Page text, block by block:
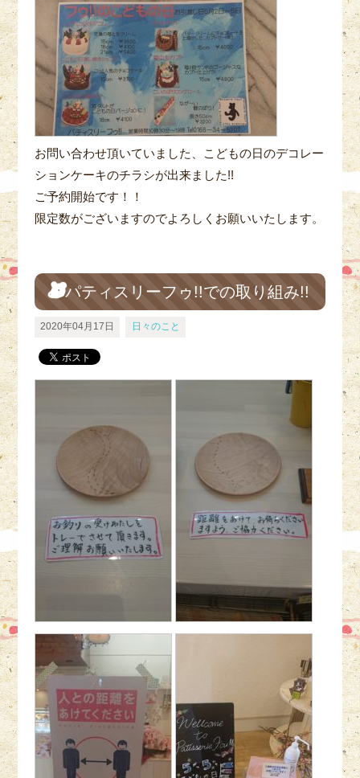
お問い合わせ頂いていました、こどもの日のデコレー
ションケーキのチラシが出来ました!!
ご予約開始です！！
限定数がございますのでよろしくお願いいたします。
パティスリーフゥ!!での取り組み!!
2020年04月17日 日々のこと